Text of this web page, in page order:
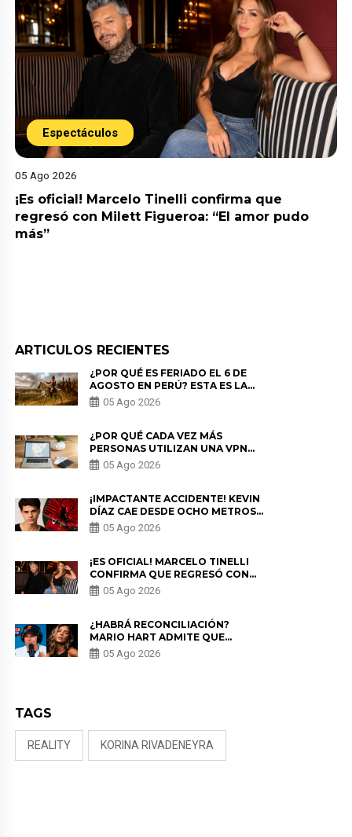
Espectáculos
05 Ago 2026
¡Es oficial! Marcelo Tinelli confirma que
regresó con Milett Figueroa: “El amor pudo
más”
ARTICULOS RECIENTES
¿POR QUÉ ES FERIADO EL 6 DE
AGOSTO EN PERÚ? ESTA ES LA
HISTORIA
05 Ago 2026
¿POR QUÉ CADA VEZ MÁS
PERSONAS UTILIZAN UNA VPN
PARA PROTEGER SU
PRIVACIDAD?
05 Ago 2026
¡IMPACTANTE ACCIDENTE! KEVIN
DÍAZ CAE DESDE OCHO METROS
EN “ESTO ES GUERRA” Y GENERA
PREOCUPACIÓN
05 Ago 2026
¡ES OFICIAL! MARCELO TINELLI
CONFIRMA QUE REGRESÓ CON
MILETT FIGUEROA: “EL AMOR
PUDO MÁS”
05 Ago 2026
¿HABRÁ RECONCILIACIÓN?
MARIO HART ADMITE QUE
PODRÍA VOLVER CON KORINA
RIVADENEIRA: “NO LE CERRARÍA
05 Ago 2026
TAGS
REALITY KORINA RIVADENEYRA